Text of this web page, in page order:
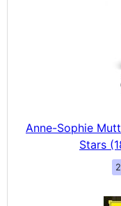
Anne-Sophie
Stars